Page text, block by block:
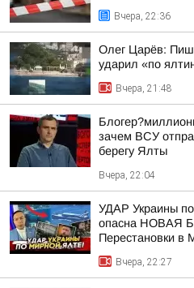
Вчера, 22:36
Олег Царёв:
ударил «по
Вчера, 21:48
зачем ВСУ
берегу Ялты
Вчера, 22:04
УДАР Украины
опасна НОВАЯ
Перестановки в
Вчера, 22:27